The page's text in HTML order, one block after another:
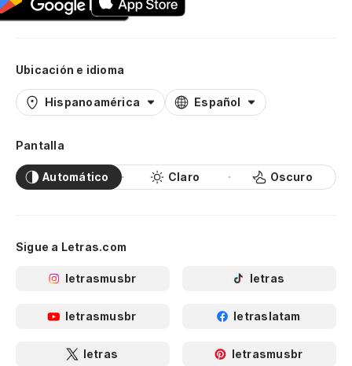
Ubicación e idioma
Hispanoamérica Español
Pantalla
Automático Claro Oscuro
Sigue a Letras.com
letrasmusbr letras
letrasmusbr letraslatam
letras letrasmusbr